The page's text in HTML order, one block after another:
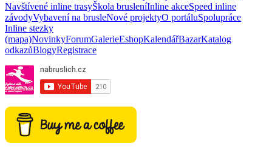
Navštívené inline trasyŠkola brusleníInline akceSpeed inline
závodyVybavení na brusleNové projektyO portáluSpolupráce
Inline stezky
(mapa)NovinkyForumGalerieEshopKalendářBazarKatalog
odkazůBlogyRegistrace